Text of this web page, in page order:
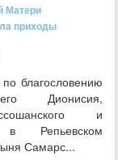
Матери
приходы
благословению
Дионисия,
и
в Репьевском
Самарс...